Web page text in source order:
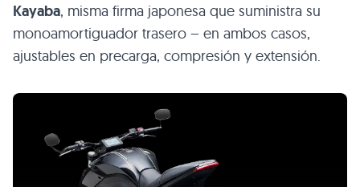
Kayaba, misma firma japonesa que suministra su
monoamortiguador trasero – en ambos casos,
ajustables en precarga, compresión y extensión.